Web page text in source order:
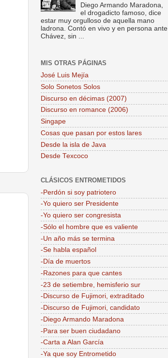
Diego Armando Maradona,
el drogadicto famoso, dice
estar muy orgulloso de aquella mano
ladrona. Contó en vivo y en persona ante
Chávez, sin ...
MIS OTRAS PÁGINAS
José Luis Mejía
Solo Sonetos Solos
Discurso en décimas (2007)
Discurso en romance (2006)
Singape
Cosas que pasan por estos lares
Desde la isla de Java
Desde Texcoco
CLÁSICOS ENTROMETIDOS
-Perdón si soy patriotero
-Yo quiero ser Presidente
-Yo quiero ser congresista
-Sólo el hombre que es valiente
-Un año más se termina
-Se habla español
-Día de muertos
-Razones para que cantes
-23 de setiembre, hemisferio sur
-Discurso de Fujimori, extraditado
-Discurso de Fujimori, candidato
-Diego Armando Maradona
-Para ser buen ciudadano
-Carta a Alan García
-Ya que soy Entrometido